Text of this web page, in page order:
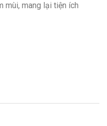
mùi, mang lại tiện ích